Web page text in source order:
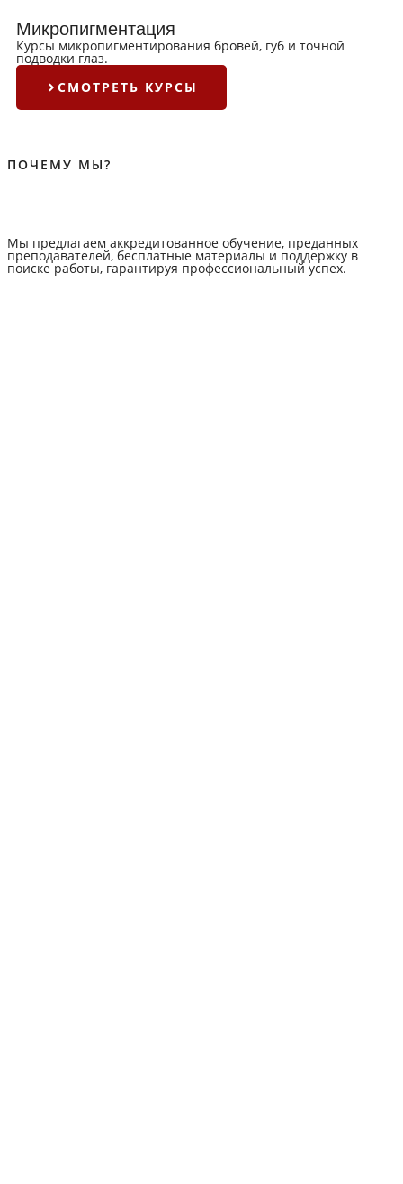
Микропигментация
Курсы микропигментирования бровей, губ и точной
подводки глаз.
СМОТРЕТЬ КУРСЫ
ПОЧЕМУ МЫ?
Мы предлагаем аккредитованное обучение, преданных
преподавателей, бесплатные материалы и поддержку в
поиске работы, гарантируя профессиональный успех.